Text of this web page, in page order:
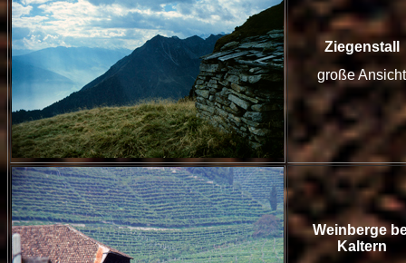
Ziegenstall
große Ansicht
Weinberge
Kaltern